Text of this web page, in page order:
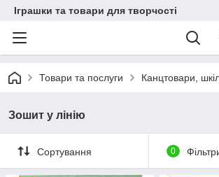
Іграшки та товари для творчості
Товари та послуги Канцтовари,
Зошит у лінію
Сортування 0